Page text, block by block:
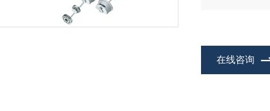
在线咨询